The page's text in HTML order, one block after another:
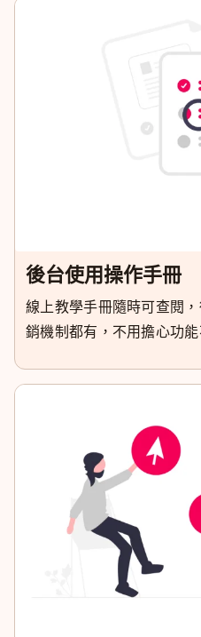
後台使用操作手冊
線上教學手冊隨時可查閱
銷機制都有，不用擔心功